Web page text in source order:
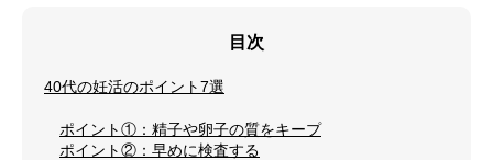
目次
40代の妊活のポイント7選
ポイント①：精子や卵子の質をキープ
ポイント②：早めに検査する